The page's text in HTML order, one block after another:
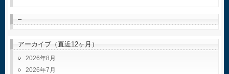
–
アーカイブ（直近12ヶ月）
2026年8月
2026年7月